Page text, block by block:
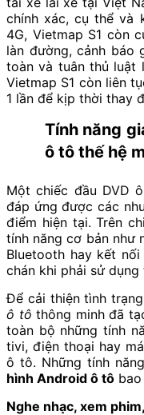
chính xác, cụ thể và
4G, Vietmap S1 còn
làn đường, cảnh báo
toàn và tuân thủ luật
Vietmap S1 còn liên
1 lần để kịp thời thay
Tính năng
ô tô thế hệ
Một chiếc đầu DVD
đáp ứng được các
điểm hiện tại. Trên
tính năng cơ bản như
Bluetooth hay kết
chán khi phải sử
Để cải thiện tình
ô tô thông minh đã
toàn bộ những tính
tivi, điện thoại hay
ô tô. Những tính
hình Android ô tô
Nghe nhạc, xem